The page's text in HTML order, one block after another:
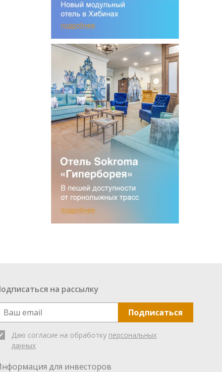
на рассылку
Подписаться
Даю согласие на обработку персональных
данных
для инвесторов